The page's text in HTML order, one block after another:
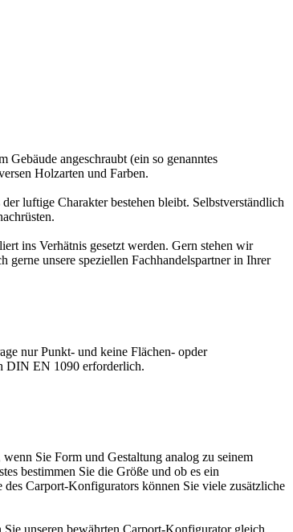
angeschraubt (ein so genanntes
Holzarten und Farben.
luftige Charakter bestehen bleibt. Selbstverständlich
ins Verhätnis gesetzt werden. Gern stehen wir
gerne unsere speziellen Fachhandelspartner in Ihrer
nur Punkt- und keine Flächen- opder
DIN EN 1090 erforderlich.
Sie Form und Gestaltung analog zu seinem
bestimmen Sie die Größe und ob es ein
des Carport-Konfigurators können Sie viele zusätzliche